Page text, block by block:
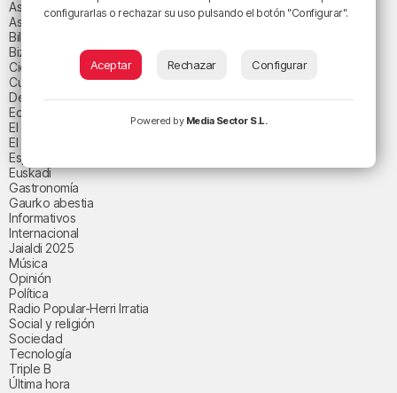
Asteburuko Planak
Asteko abestia
Bilbao
Bizkaia
Ciencia y salud
Cultura
Deportes
Economía
El paisaje de la semana
El paisaje del día
Espacio patrocinado
Euskadi
Gastronomía
Gaurko abestia
Informativos
Internacional
Jaialdi 2025
Música
Opinión
Política
Radio Popular-Herri Irratia
Social y religión
Sociedad
Tecnología
Triple B
Última hora
configurarlas o rechazar su uso pulsando el botón "Configurar".
Aceptar Rechazar Configurar
Powered by Media Sector S.L.